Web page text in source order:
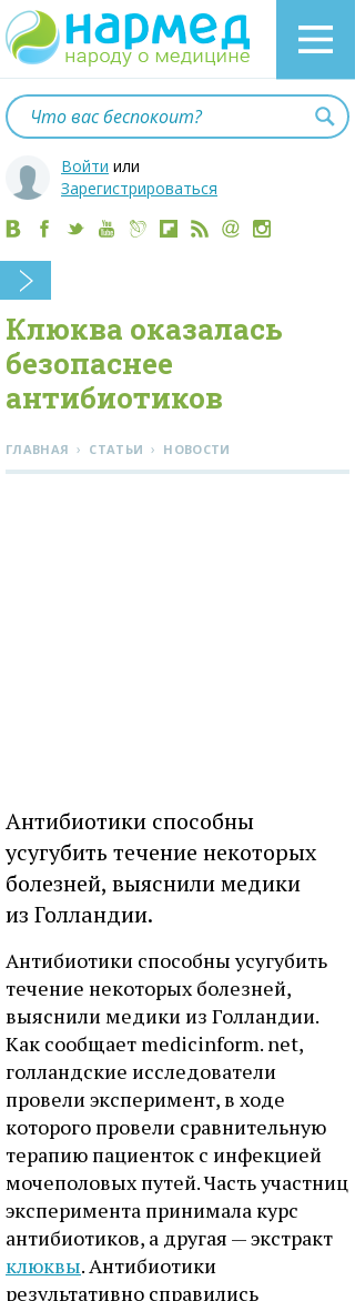
Войти или
Зарегистрироваться
Клюква оказалась
безопаснее
антибиотиков
ГЛАВНАЯ › СТАТЬИ › НОВОСТИ
Антибиотики способны
усугубить течение некоторых
болезней, выяснили медики
из Голландии.
Антибиотики способны усугубить
течение некоторых болезней,
выяснили медики из Голландии.
Как сообщает medicinform. net,
голландские исследователи
провели эксперимент, в ходе
которого провели сравнительную
терапию пациенток с инфекцией
мочеполовых путей. Часть участниц
эксперимента принимала курс
антибиотиков, а другая — экстракт
клюквы. Антибиотики
результативно справились